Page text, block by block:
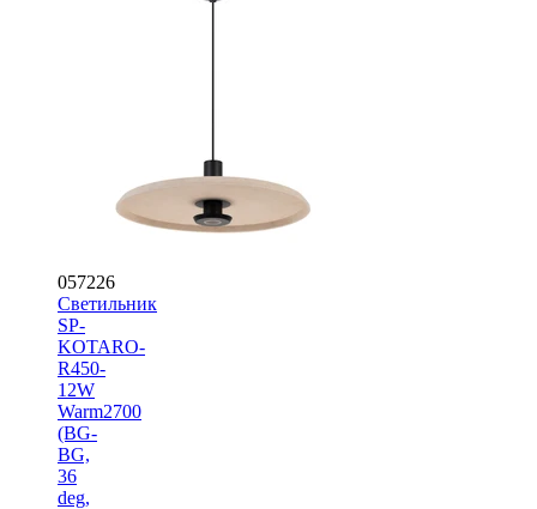
057226
Светильник
SP-
KOTARO-
R450-
12W
Warm2700
(BG-
BG,
36
deg,